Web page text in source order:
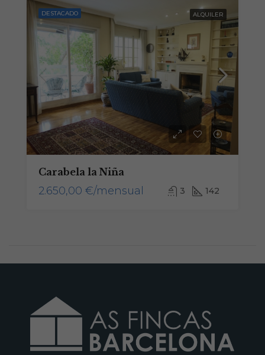
DESTACADO ALQUILER
Carabela la Niña
2.650,00 €/mensual 3 142
mejor posible
durante tu
visita. Si
rechaza estas
cookies,
algunas
funcionalidades
desaparecerán
de la web.
Marketing
Al compartir tus
mientras visitas